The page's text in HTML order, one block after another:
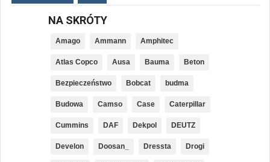
NA SKRÓTY
Amago Ammann Amphitec
Atlas Copco Ausa Bauma Beton
Bezpieczeństwo Bobcat budma
Budowa Camso Case Caterpillar
Cummins DAF Dekpol DEUTZ
Develon Doosan_ Dressta Drogi